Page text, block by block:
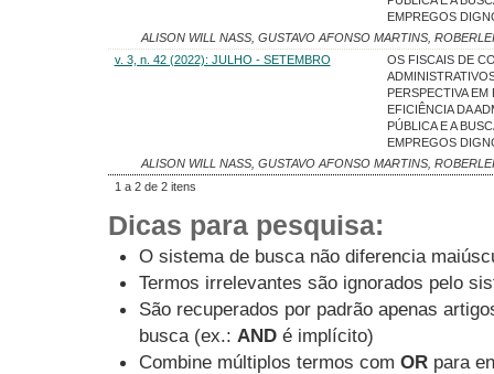
EMPREGOS
ALISON WILL NASS, GUSTAVO AFONSO MARTINS,
v. 3, n. 42 (2022): JULHO - SETEMBRO
OS FISCAIS DE
PERSPECTIVA EM
EFICIÊNCIA DA
PÚBLICA E A
EMPREGOS
ALISON WILL NASS, GUSTAVO AFONSO MARTINS,
1 a 2 de 2 itens
Dicas para pesquisa:
O sistema de busca não diferencia
Termos irrelevantes são ignorados pelo
São recuperados por padrão apenas
busca (ex.: AND é implícito)
Combine múltiplos termos com OR para